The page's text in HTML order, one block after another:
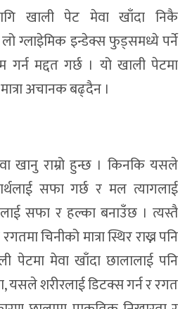
खाली पेट मेवा खाँदा निकै
ग्लाइेमिक इन्डेक्स फुड्समध्ये पर्ने
मद्दत गर्छ । यो खाली पेटमा
अचानक बढ्दैन ।
खानु राम्रो हुन्छ । किनकि यसले
सफा गर्छ र मल त्यागलाई
सफा र हल्का बनाउँछ । त्यस्तै
चिनीको मात्रा स्थिर राख्न पनि
पेटमा मेवा खाँदा छालालाई पनि
यसले शरीरलाई डिटक्स गर्न र रगत